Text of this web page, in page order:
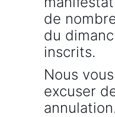
de
du
inscrits.
Nous
excuser